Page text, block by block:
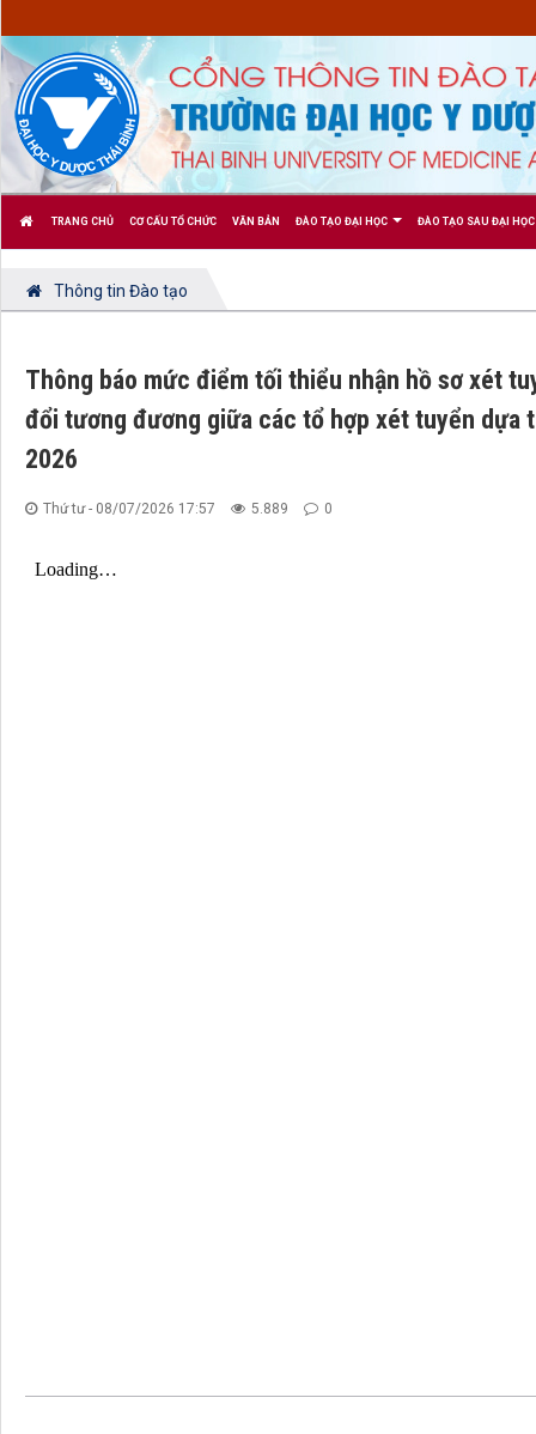
TRANG CHỦ CƠ CẤU TỔ CHỨC VĂN BẢN ĐÀO TẠO ĐẠI HỌC ĐÀO TẠO SAU ĐẠI HỌC
Thông tin Đào tạo
Thông báo mức điểm tối thiểu nhận hồ sơ xét
đổi tương đương giữa các tổ hợp xét tuyển dựa
2026
Thứ tư - 08/07/2026 17:57 5.889 0